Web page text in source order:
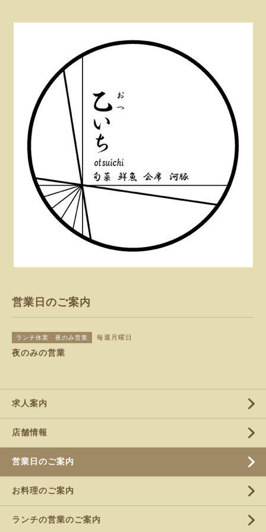
営業日のご案内
ランチ休業 夜のみ営業 毎週月曜日
夜のみの営業
求人案内
店舗情報
営業日のご案内
お料理のご案内
ランチの営業のご案内